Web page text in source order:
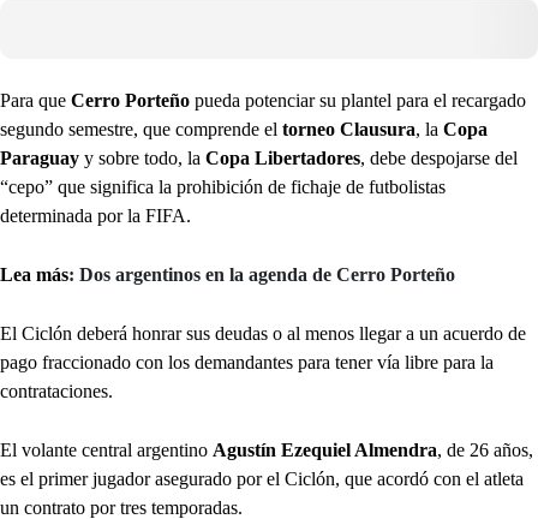
Para que Cerro Porteño pueda potenciar su plantel para el recargado
segundo semestre, que comprende el torneo Clausura, la Copa
Paraguay y sobre todo, la Copa Libertadores, debe despojarse del
“cepo” que significa la prohibición de fichaje de futbolistas
determinada por la FIFA.
Lea más: Dos argentinos en la agenda de Cerro Porteño
El Ciclón deberá honrar sus deudas o al menos llegar a un acuerdo de
pago fraccionado con los demandantes para tener vía libre para la
contrataciones.
El volante central argentino Agustín Ezequiel Almendra, de 26 años,
es el primer jugador asegurado por el Ciclón, que acordó con el atleta
un contrato por tres temporadas.